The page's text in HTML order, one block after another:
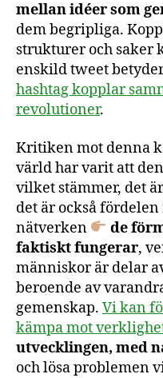
mellan idéer som
dem begripliga.
strukturer och saker
enskild tweet
hashtag kopplar
revolutioner.
Kritiken mot denna
värld har varit att
vilket stämmer, det
det är också fördelen
nätverken
de
faktiskt fungerar,
människor är delar
beroende av
gemenskap. Vi kan
kämpa mot
utvecklingen, med
och lösa problemen